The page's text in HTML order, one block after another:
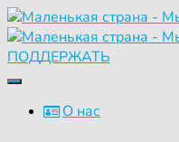
ПОДДЕРЖАТЬ
Переключить
навигациюО нас